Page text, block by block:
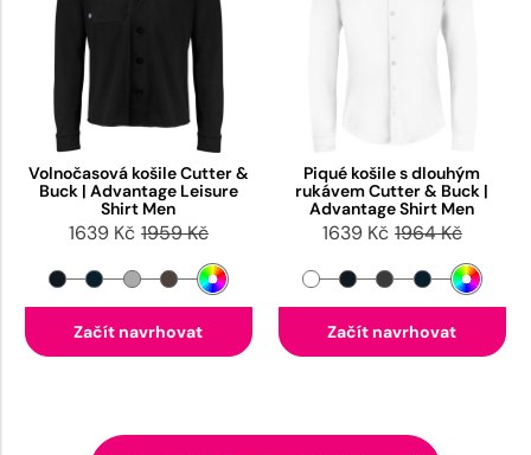
Volnočasová košile Cutter &
Buck | Advantage Leisure
Shirt Men
1639 Kč 1959 Kč
Začít navrhovat
Piqué košile s dlouhým
rukávem Cutter & Buck |
Advantage Shirt Men
1639 Kč 1964 Kč
Začít navrhovat